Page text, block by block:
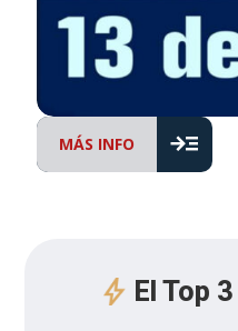
MÁS INFO read_more
El Top